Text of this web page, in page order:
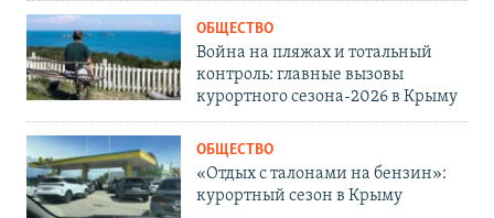
ОБЩЕСТВО
Война на пляжах и тотальный
контроль: главные вызовы
курортного сезона-2026 в Крыму
ОБЩЕСТВО
«Отдых с талонами на бензин»:
курортный сезон в Крыму